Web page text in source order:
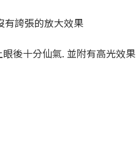
誇張的放大效果
後十分仙氣. 並附有高光效果